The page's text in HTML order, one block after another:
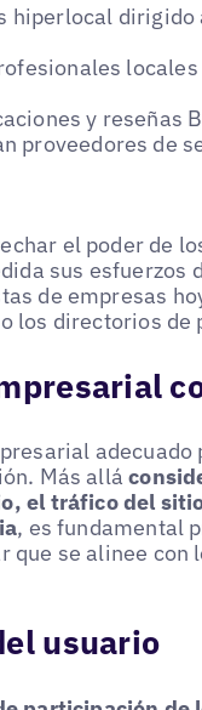
hiperlocal
y reseñas
proveedores de
el poder de
sus esfuerzos
de empresas
los directorios de
adecuado
Más allá
el tráfico del
, es fundamental
que se alinee con
usuario